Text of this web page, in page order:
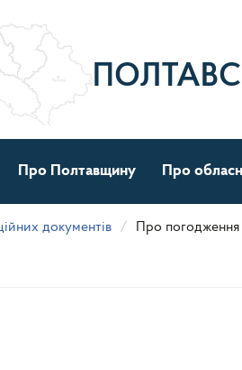
Про Полтавщину Про
документів Про